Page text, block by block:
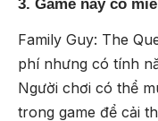
3. Game này có
Family Guy: The
phí nhưng có tính
Người chơi có thể
trong game để cải